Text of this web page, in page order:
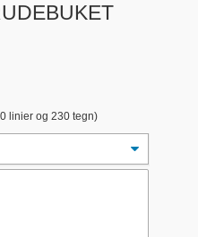
linier og 230 tegn)